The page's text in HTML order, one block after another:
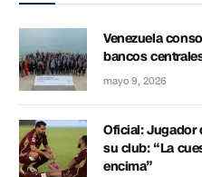
Venezuela
bancos
mayo 9, 2026
Oficial: Jugador
su club: “La
encima”